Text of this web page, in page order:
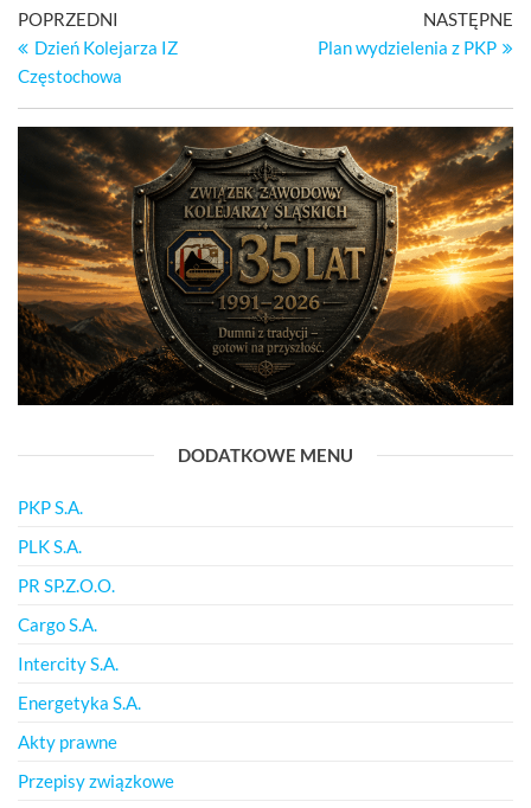
Nawigacja
wpisu
Poprzedni
wpis
POPRZEDNI
Dzień Kolejarza IZ
Częstochowa
NASTĘPNE
Plan wydzielenia z PKP
DODATKOWE MENU
PKP S.A.
PLK S.A.
PR SP.Z.O.O.
Cargo S.A.
Intercity S.A.
Energetyka S.A.
Akty prawne
Przepisy związkowe